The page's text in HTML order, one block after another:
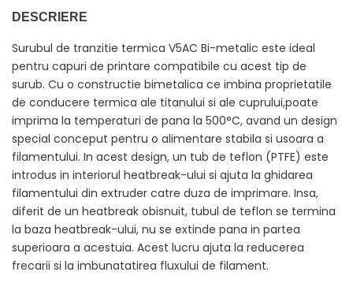
DESCRIERE
Surubul de tranzitie termica V5AC Bi-metalic este ideal
pentru capuri de printare compatibile cu acest tip de
surub. Cu o constructie bimetalica ce imbina proprietatile
de conducere termica ale titanului si ale cuprului,poate
imprima la temperaturi de pana la 500°C, avand un design
special conceput pentru o alimentare stabila si usoara a
filamentului. In acest design, un tub de teflon (PTFE) este
introdus in interiorul heatbreak-ului si ajuta la ghidarea
filamentului din extruder catre duza de imprimare. Insa,
diferit de un heatbreak obisnuit, tubul de teflon se termina
la baza heatbreak-ului, nu se extinde pana in partea
superioara a acestuia. Acest lucru ajuta la reducerea
frecarii si la imbunatatirea fluxului de filament.